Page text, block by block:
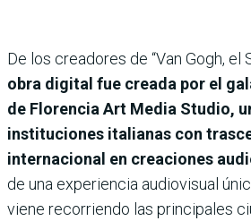
De los creadores de “Van Gogh, el
obra digital fue creada por el
de Florencia Art Media Studio,
instituciones italianas con
internacional en creaciones
de una experiencia audiovisual
viene recorriendo las principales